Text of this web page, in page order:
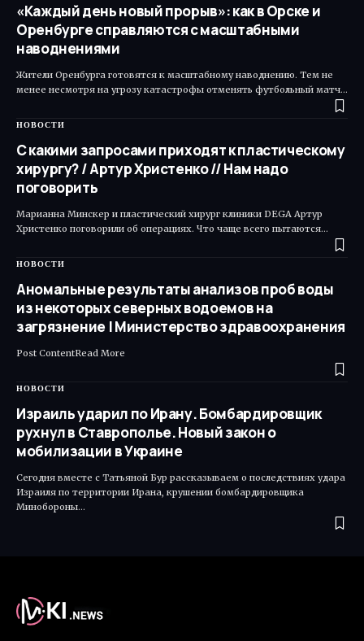
«Каждый день новый прорыв»: как в Орске и
Оренбурге справляются с масштабными
наводнениями
Жители Оренбурга готовятся к масштабному наводнению. Тем не
менее несмотря на угрозу катастрофы отменять футбольный матч…
НОВОСТИ
С какими запросами приходят к пластическому
хирургу? / Артур Христенко // Нам надо
поговорить
Марианна Минскер и пластический хирург клиники DEGA Артур
Христенко поговорили об операциях. Что чаще всего пытаются…
НОВОСТИ
Аномальные результаты анализов проб воды
из некоторых северных водоемов на
загрязнение | Министерство здравоохранения
Post ContentRead More ​
НОВОСТИ
Израиль ударил по Ирану. Бомбардировщик
рухнул в Ставрополье. Новый закон о
мобилизации в Украине
Сегодня вместе с Татьяной Бур рассказываем о последствиях удара
Израиля по территории Ирана, крушении бомбардировщика
Минобороны…